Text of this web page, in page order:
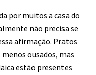
por muitos a casa do
não precisa se
afirmação. Pratos
ousados, mas
estão presentes